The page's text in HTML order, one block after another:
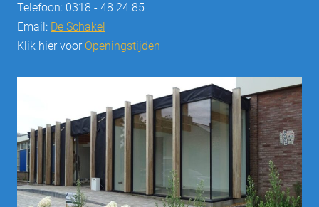
Telefoon: 0318 - 48 24 85
Email: De Schakel
Klik hier voor Openingstijden